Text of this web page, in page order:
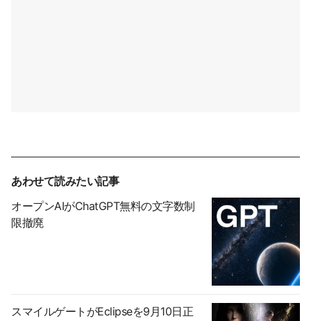
あわせて読みたい記事
オープンAIがChatGPT無料の文字数制
限撤廃
スマイルゲートがEclipseを9月10日正